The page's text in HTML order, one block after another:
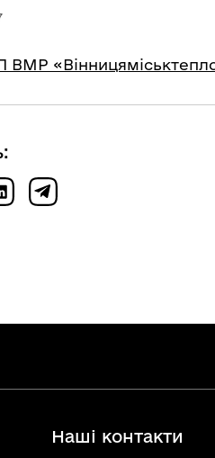
ВМР
Наші контакти